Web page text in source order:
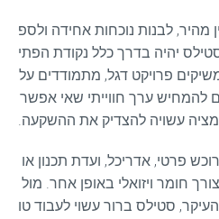
מהיר, לבנות נוכחות אחידה ולספ
יהיה בדרך כלל נקודת הפתי
עשויה להצדיק את ההשקעה.
סטילס ברור עשוי לעבוד טו